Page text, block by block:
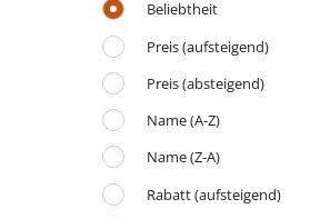
Beliebtheit
Preis (aufsteigend)
Preis (absteigend)
Name (A-Z)
Name (Z-A)
Rabatt (aufsteigend)